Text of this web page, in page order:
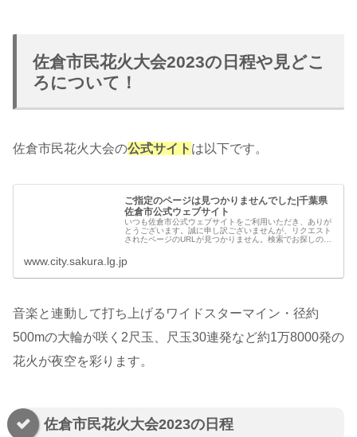
佐倉市民花火大会2023の日程や見どこ
ろについて！
佐倉市民花火大会の公式サイト は以下です。
ご指定のページは見つかりませんでした|千葉県
佐倉市公式ウェブサイト
いつも佐倉市公式ウェブサイトをご利用いただき、ありが
とうございます。誠に申し訳ございませんが、リクエスト
されたページのURLが見つかりません。検索でお探しのペ
www.city.sakura.lg.jp
音楽と連動して打ち上げるワイドスターマイン・径約
500mの大輪が咲く2尺玉、尺玉30連発など約1万8000発の
花火が夜空を彩ります。
佐倉市民花火大会2023の日程